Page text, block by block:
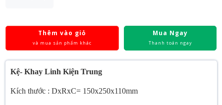
Thêm vào giỏ
và mua sản phẩm khác
Mua Ngay
Thanh toán ngay
Kệ- Khay Linh Kiện Trung
Kích thước : DxRxC= 150x250x110mm